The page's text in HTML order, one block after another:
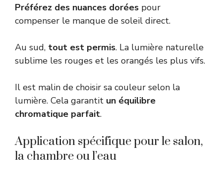
Préférez des nuances dorées pour
compenser le manque de soleil direct.
Au sud, tout est permis. La lumière naturelle
sublime les rouges et les orangés les plus vifs.
Il est malin de choisir sa couleur selon la
lumière. Cela garantit un équilibre
chromatique parfait.
Application spécifique pour le salon,
la chambre ou l’eau